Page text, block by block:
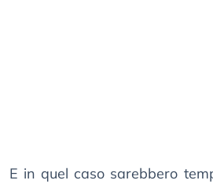
E in quel caso sarebbero